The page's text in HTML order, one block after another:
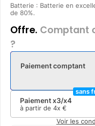
Batterie : Batterie en
de 80%.
Offre. Comptant
?
Paiement comptant
Paiement x3/x4
à partir de 4x €
sans
Voir les